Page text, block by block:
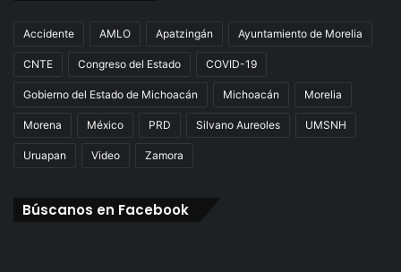
Accidente AMLO Apatzingán Ayuntamiento de Morelia
CNTE Congreso del Estado COVID-19
Gobierno del Estado de Michoacán Michoacán Morelia
Morena México PRD Silvano Aureoles UMSNH
Uruapan Video Zamora
Búscanos en Facebook